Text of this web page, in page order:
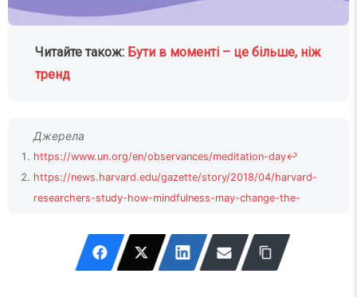
Читайте також: Бути в моменті – це більше, ніж
тренд
https://www.un.org/en/observances/meditation-day↩
https://news.harvard.edu/gazette/story/2018/04/harvard-
researchers-study-how-mindfulness-may-change-the-
https://pmc.ncbi.nlm.nih.gov/articles/PMC10355843/
https://www.health.harvard.edu/newsletter_article/